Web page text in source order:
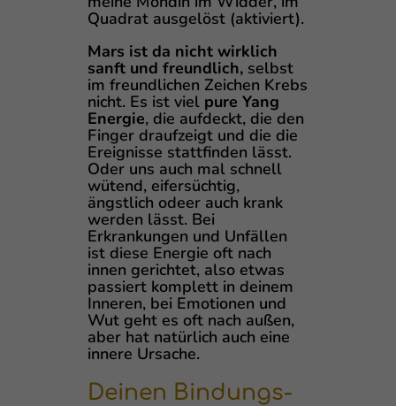
Quadrat ausgelöst (aktiviert).
Mars ist da nicht wirklich
sanft und freundlich,selbst
im freundlichen Zeichen Krebs
nicht. Es ist vielpure Yang
Energie, die aufdeckt, die den
Finger draufzeigt und die die
Ereignisse stattfinden lässt.
Oder uns auch mal schnell
wütend, eifersüchtig,
ängstlich odeer auch krank
werden lässt. Bei
Erkrankungen und Unfällen
ist diese Energie oft nach
innen gerichtet, also etwas
passiert komplett in deinem
Inneren, bei Emotionen und
Wut geht es oft nach außen,
aber hat natürlich auch eine
innere Ursache.
Deinen Bindungs-